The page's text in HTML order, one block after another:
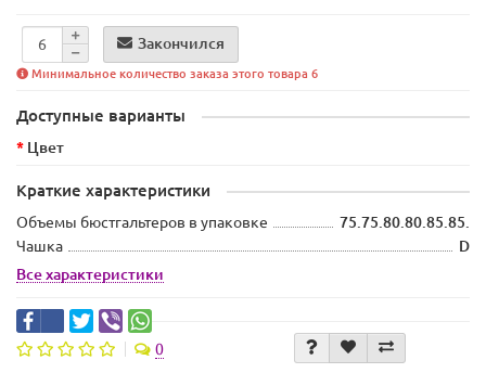
Закончился
Минимальное количество заказа этого товара 6
Доступные варианты
Цвет
Краткие характеристики
Объемы бюстгальтеров в упаковке
75.75.80.80.85.85.
Чашка
D
Все характеристики
0